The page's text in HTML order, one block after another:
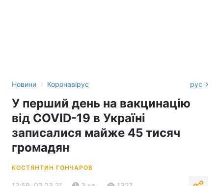
Новини › Коронавірус рус
У перший день на вакцинацію
від COVID-19 в Україні
записалися майже 45 тисяч
громадян
КОСТЯНТИН ГОНЧАРОВ